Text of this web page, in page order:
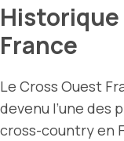
Historique
France
Le Cross Ouest
devenu l’une des
cross-country en